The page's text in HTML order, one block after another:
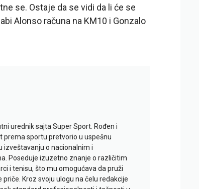
se. Ostaje da se vidi da li će se
Alonso računa na KM10 i Gonzalo
urednik sajta Super Sport. Rođen i
prema sportu pretvorio u uspešnu
izveštavanju o nacionalnim i
Poseduje izuzetno znanje o različitim
i tenisu, što mu omogućava da pruži
Kroz svoju ulogu na čelu redakcije